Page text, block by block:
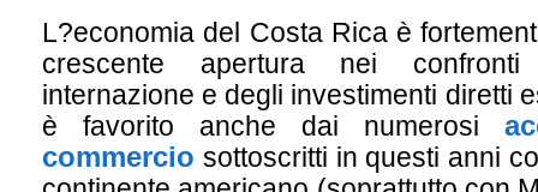
L?economia del Costa Rica è
crescente apertura nei
internazione e degli investimenti diretti
è favorito anche dai numerosi
commercio sottoscritti in questi anni